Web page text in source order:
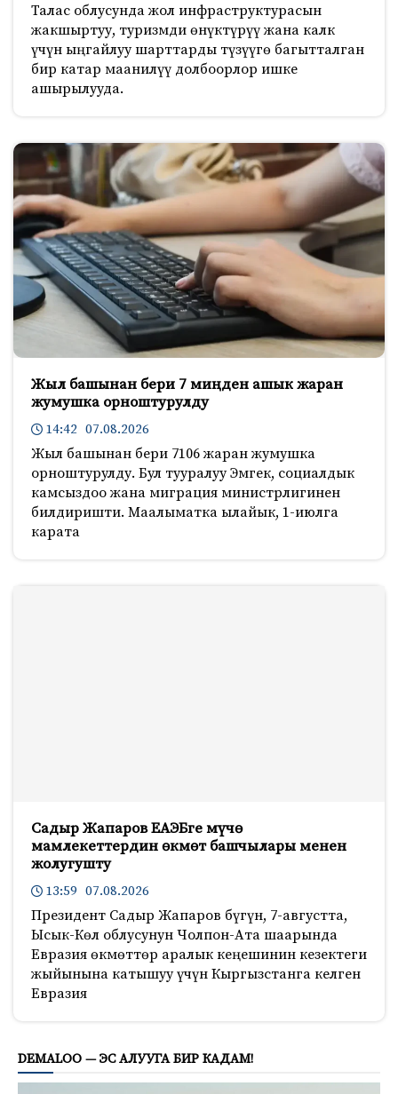
Талас облусунда жол инфраструктурасын
жакшыртуу, туризмди өнүктүрүү жана калк
үчүн ыңгайлуу шарттарды түзүүгө багытталган
бир катар маанилүү долбоорлор ишке
ашырылууда.
Жыл башынан бери 7 миңден ашык жаран
жумушка орноштурулду
14:42 07.08.2026
Жыл башынан бери 7106 жаран жумушка
орноштурулду. Бул тууралуу Эмгек, социалдык
камсыздоо жана миграция министрлигинен
билдиришти. Маалыматка ылайык, 1-июлга
карата
Садыр Жапаров ЕАЭБге мүчө
мамлекеттердин өкмөт башчылары менен
жолугушту
13:59 07.08.2026
Президент Садыр Жапаров бүгүн, 7-августта,
Ысык-Көл облусунун Чолпон-Ата шаарында
Евразия өкмөттөр аралык кеңешинин кезектеги
жыйынына катышуу үчүн Кыргызстанга келген
Евразия
DEMALOO — ЭС АЛУУГА БИР КАДАМ!